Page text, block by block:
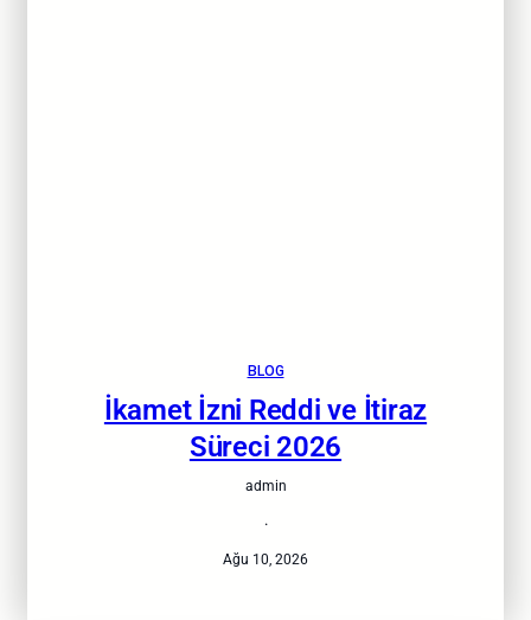
BLOG
İkamet İzni Reddi ve İtiraz
Süreci 2026
admin
·
Ağu 10, 2026